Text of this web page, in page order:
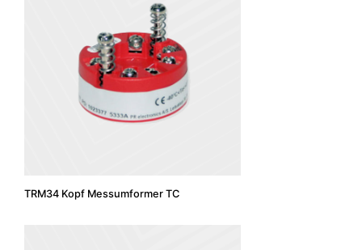
TRM34 Kopf Messumformer TC